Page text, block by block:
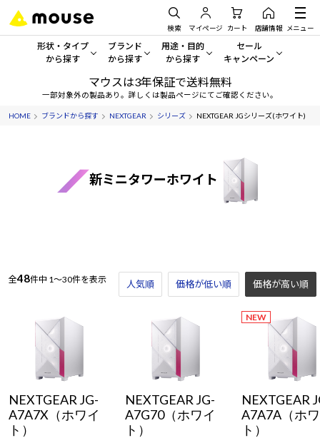
検索 マイページ カート 店舗情報 メニュー
形状・タイプ
から探す
形状・タイプから探す をすべてみる
デスクトップPC
タブレット
Windows 11
ブランド
から探す
mouse
G TUNE
DAIV
Windows 11 Copilot+ PC
用途・目的
から探す
一般向けパソコン
ゲーミングPC・ゲーム向けパソコン
ビジネス向けパソコン
AIおすすめパソコン
Windows 11 Copilot+ PC
セール
キャンペーン
セール・キャンペー
期間限定セール
アウトレットパソコン
すべて新品の旧モデル製品
マウスは3年保証で送料無料
一部対象外の製品あり。詳しくは製品ページにてご確認ください。
HOME ブランドから探す NEXTGEAR シリーズ NEXTGEAR JGシリーズ(ホワイト)
新ミニタワーホワイト
全48件中 1～30件を表示 人気順 価格が低い順 価格が高い順
NEXTGEAR JG-
A7A7X（ホワイ
ト）
NEXTGEAR JG-
A7G70（ホワイ
ト）
NEW
NEXTGEAR
A7A7A（ホ
ト）